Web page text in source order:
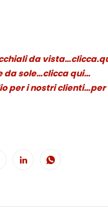
da
da sole…clicca qui…
per i nostri